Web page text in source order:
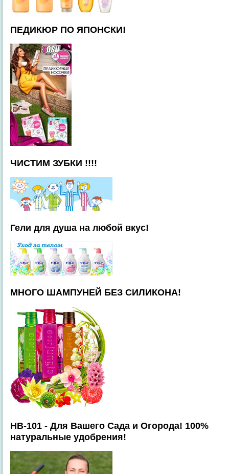
ПЕДИКЮР ПО ЯПОНСКИ!
ЧИСТИМ ЗУБКИ !!!!
Гели для душа на любой вкус!
МНОГО ШАМПУНЕЙ БЕЗ СИЛИКОНА!
HB-101 - Для Вашего Сада и Огорода! 100%
натуральные удобрения!